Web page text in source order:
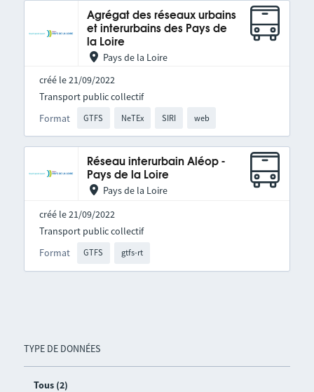
TYPE DE DONNÉES
Tous (2)
Agrégat des réseaux urbains
et interurbains des Pays de
la Loire
Pays de la Loire
créé le 21/09/2022
Format GTFS NeTEx SIRI web
Transport public collectif
Réseau interurbain Aléop -
Pays de la Loire
Pays de la Loire
créé le 21/09/2022
Format GTFS gtfs-rt
Transport public collectif